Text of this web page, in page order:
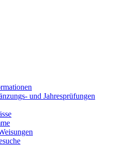
und Jahresprüfungen